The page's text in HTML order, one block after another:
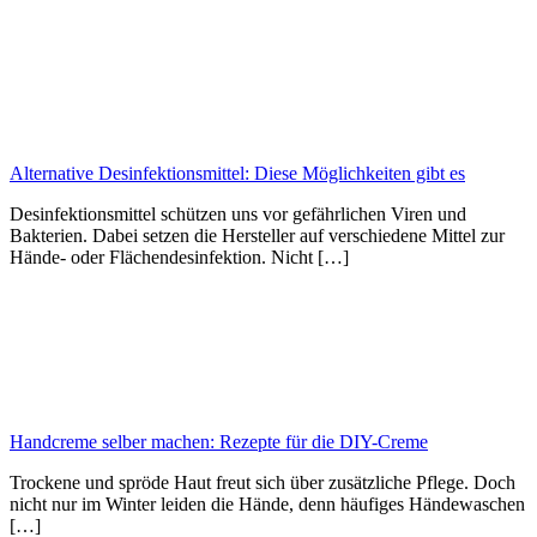
Alternative Desinfektionsmittel: Diese Möglichkeiten gibt es
Desinfektionsmittel schützen uns vor gefährlichen Viren und
Bakterien. Dabei setzen die Hersteller auf verschiedene Mittel zur
Hände- oder Flächendesinfektion. Nicht […]
Handcreme selber machen: Rezepte für die DIY-Creme
Trockene und spröde Haut freut sich über zusätzliche Pflege. Doch
nicht nur im Winter leiden die Hände, denn häufiges Händewaschen
[…]